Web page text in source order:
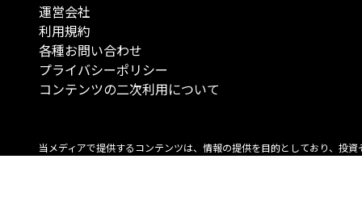
運営会社
利用規約
各種お問い合わせ
プライバシーポリシー
コンテンツの二次利用について
当メディアで提供するコンテンツは、情報の提供を目的としており、投資